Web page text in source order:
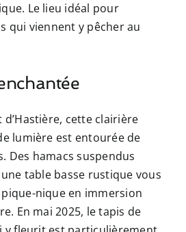
Le lieu idéal pour
qui viennent y pêcher au
cette clairière
lumière est entourée de
Des hamacs suspendus
table basse rustique vous
nique en immersion
En mai 2025, le tapis de